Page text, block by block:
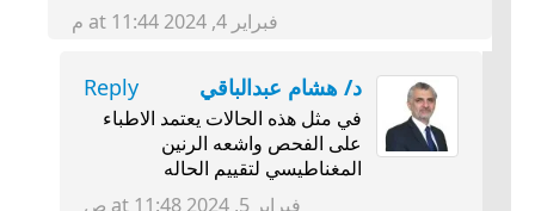
فبراير 4, 2024 at 11:44 م
د/ هشام عبدالباقي Reply
في مثل هذه الحالات يعتمد الاطباء
على الفحص واشعه الرنين
المغناطيسي لتقييم الحاله
فبراير 5, 2024 at 11:48 ص